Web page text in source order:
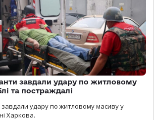
завдали удару по житловому
та постраждалі
завдали удару по житловому масиву у
Харкова.